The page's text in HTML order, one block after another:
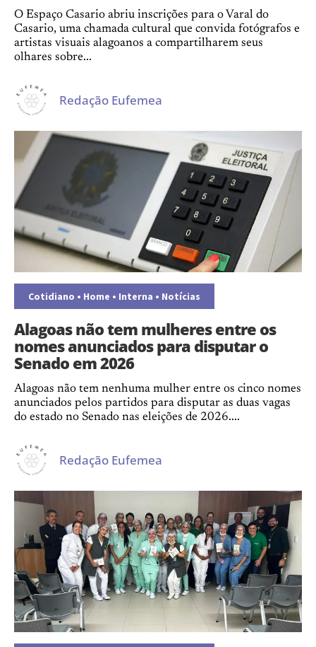
O Espaço Casario abriu inscrições para o Varal do
Casario, uma chamada cultural que convida fotógrafos e
artistas visuais alagoanos a compartilharem seus
olhares sobre...
Redação Eufemea
Cotidiano • Home • Interna • Notícias
Alagoas não tem mulheres entre os
nomes anunciados para disputar o
Senado em 2026
Alagoas não tem nenhuma mulher entre os cinco nomes
anunciados pelos partidos para disputar as duas vagas
do estado no Senado nas eleições de 2026....
Redação Eufemea